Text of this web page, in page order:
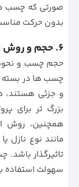
صورتی که چسب
بدون حرکت
۶. حجم و روش استفاده
حجم چسب و نحوه
چسب ها در بسته
و جزئی هستند،
بزرگ تر برای
همچنین، روش
مانند نوع نازل
تاثیرگذار باشد.
سهولت استفاده